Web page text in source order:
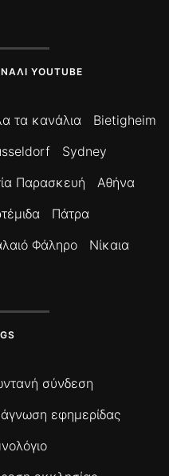
YOUTUBE
τα κανάλια
Bietigheim
Sydney
Παρασκευή
Αθήνα
Πάτρα
Φάληρο
Νίκαια
σύνδεση
εφημερίδας